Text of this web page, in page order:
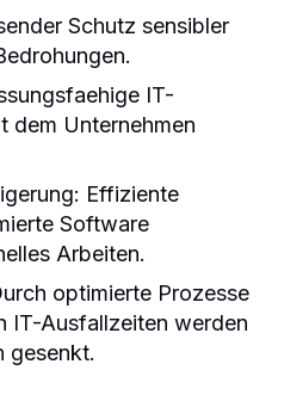
Schutz sensibler
IT-
dem Unternehmen
: Effiziente
Software
Arbeiten.
optimierte Prozesse
IT-Ausfallzeiten werden
gesenkt.